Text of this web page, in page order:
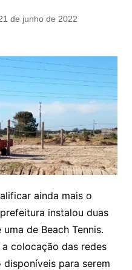
de junho de 2022
ainda mais o
instalou duas
de Beach Tennis.
colocação das redes
para serem